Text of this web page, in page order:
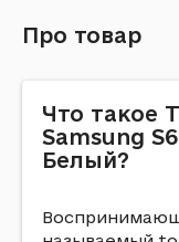
Про товар
Что такое
Samsung
Белый?